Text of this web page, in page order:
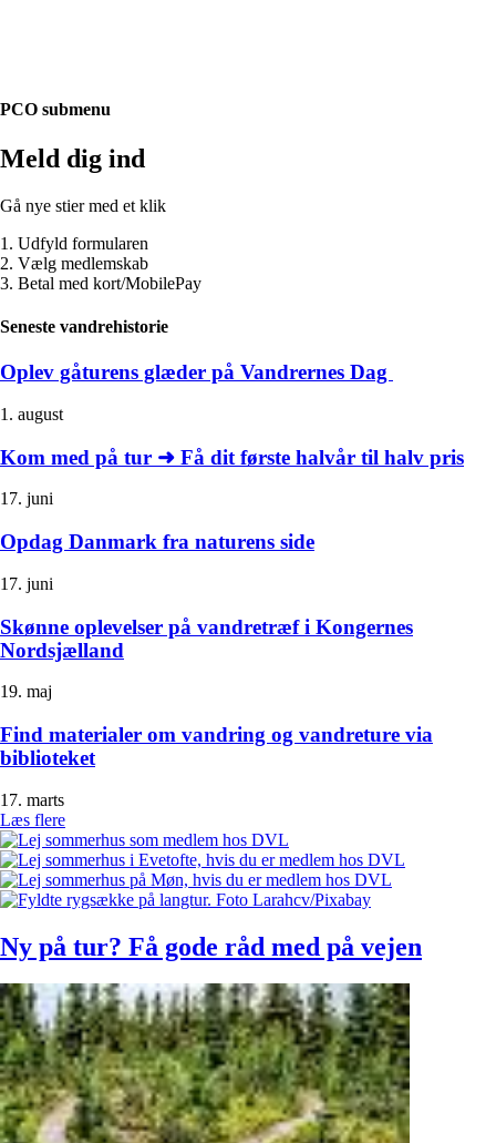
PCO submenu
Meld dig ind
Gå nye stier med et klik
1. Udfyld formularen
2. Vælg medlemskab
3. Betal med kort/MobilePay
Seneste vandrehistorie
Oplev gåturens glæder på Vandrernes Dag
1. august
Kom med på tur ➜ Få dit første halvår til halv pris
17. juni
Opdag Danmark fra naturens side
17. juni
Skønne oplevelser på vandretræf i Kongernes
Nordsjælland
19. maj
Find materialer om vandring og vandreture via
biblioteket
17. marts
Læs flere
Ny på tur? Få gode råd med på vejen